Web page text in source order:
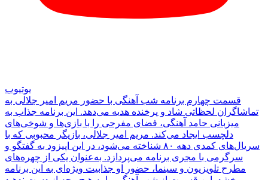
یوتیوب
قسمت چهارم برنامه شب آهنگی با حضور مریم امیر جلالی به
تماشاگران لحظاتی شاد و پرخنده هدیه می‌دهد. این برنامه جذاب به
میزبانی حامد آهنگی، فضای مفرحی را با بازی‌ها و شوخی‌های
دلچسب ایجاد می‌کند. مریم امیر جلالی، بازیگر محبوبی که با
سریال‌های کمدی دهه ۸۰ شناخته می‌شود، در این اپیزود به گفتگو و
سرگرمی با مجری برنامه می‌پردازد. به‌عنوان یکی از چهره‌های
مطرح تلویزیون و سینما، حضور او جذابیت ویژه‌ای به این برنامه